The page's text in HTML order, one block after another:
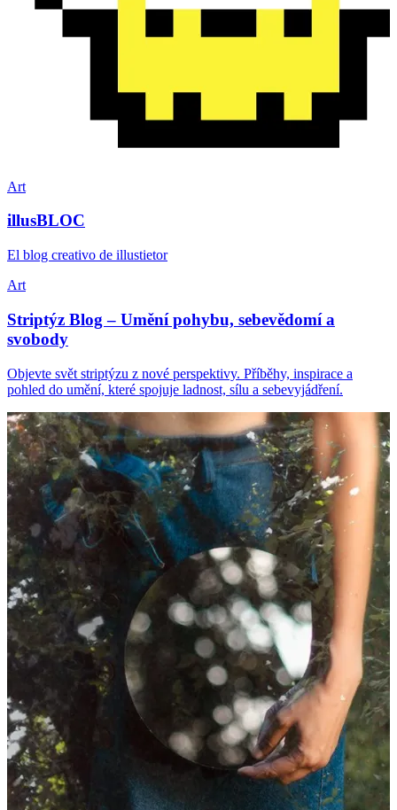
Art
illusBLOC
El blog creativo de illustietor
Art
Striptýz Blog – Umění pohybu, sebevědomí a
svobody
Objevte svět striptýzu z nové perspektivy. Příběhy, inspirace a
pohled do umění, které spojuje ladnost, sílu a sebevyjádření.